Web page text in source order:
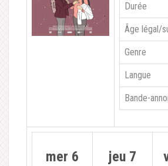
Durée
Âge légal/
Genre
Langue
Bande-
mer 6 jeu 7